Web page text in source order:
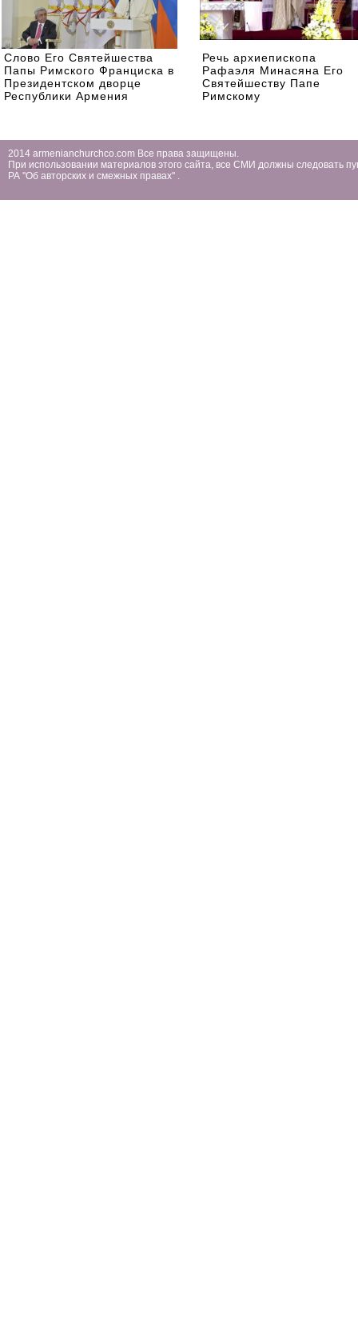
Слово Его Святейшества
Папы Римского Франциска в
Президентском дворце
Республики Армения
Речь архиепископа
Рафаэля Минасяна Его
Святейшеству Папе
Римскому
2014 armenianchurchco.com Все права защищены.
При использовании материалов этого сайта, все СМИ должны следовать
РА ''Об авторских и смежных правах'' .